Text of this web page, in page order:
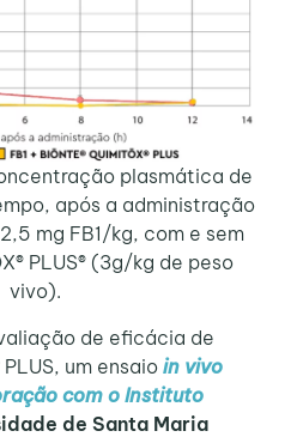
plasmática de
após a administração
mg FB1/kg, com e sem
PLUS® (3g/kg de peso
vivo).
de eficácia de
PLUS, um ensaio in vivo
com o Instituto
de Santa Maria